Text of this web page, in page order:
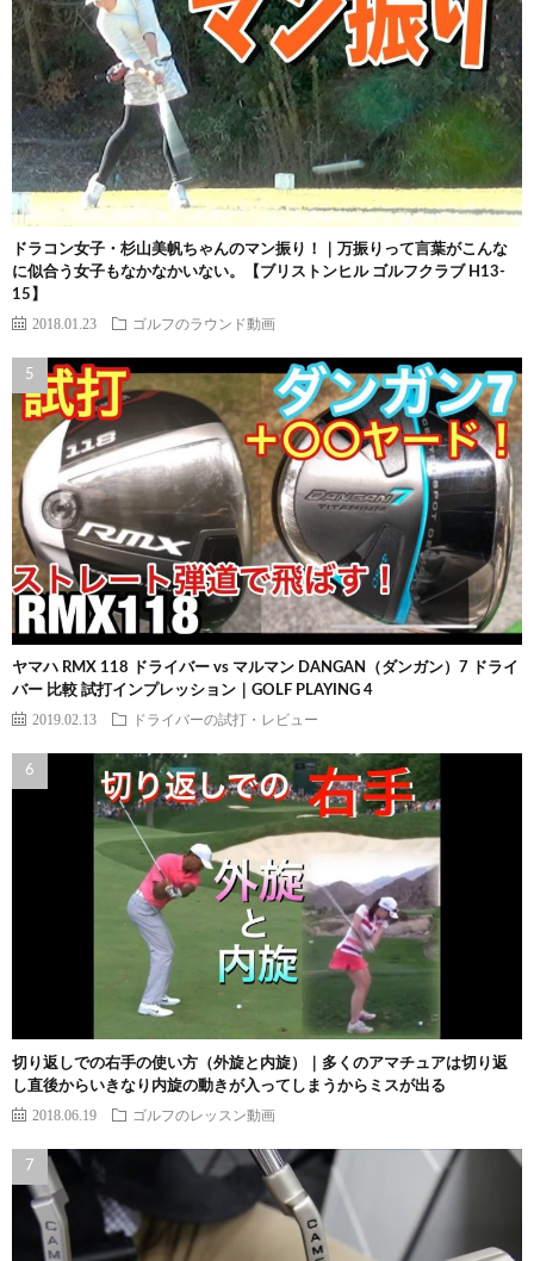
ドラコン女子・杉山美帆ちゃんのマン振り！｜万振りって言葉がこんな
に似合う女子もなかなかいない。【ブリストンヒル ゴルフクラブ H13-
15】
2018.01.23 ゴルフのラウンド動画
ヤマハ RMX 118 ドライバー vs マルマン DANGAN（ダンガン）7 ドライ
バー 比較 試打インプレッション｜GOLF PLAYING 4
2019.02.13 ドライバーの試打・レビュー
切り返しでの右手の使い方（外旋と内旋）｜多くのアマチュアは切り返
し直後からいきなり内旋の動きが入ってしまうからミスが出る
2018.06.19 ゴルフのレッスン動画